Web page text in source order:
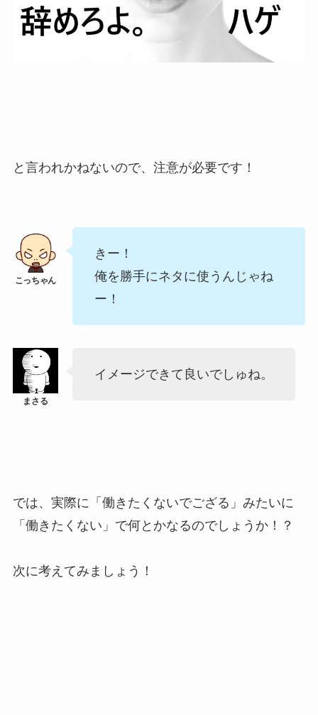
と言われかねないので、注意が必要です！
きー！
俺を勝手にネタに使うんじゃね
ー！
イメージできて良いでしゅね。
では、実際に「働きたくないでござる」みたいに
「働きたくない」で何とかなるのでしょうか！？
次に考えてみましょう！